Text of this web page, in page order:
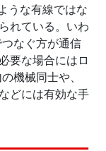
うな有線ではな
れている。いわ
なぐ方が通信
要な場合にはロ
機械同士や、
どには有効な手